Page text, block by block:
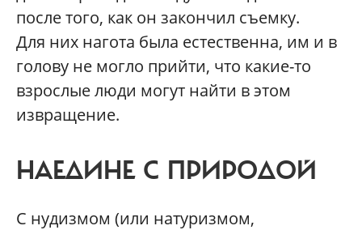
после того, как он закончил съемку.
Для них нагота была естественна, им и в
голову не могло прийти, что какие-то
взрослые люди могут найти в этом
извращение.
НАЕДИНЕ С ПРИРОДОЙ
С нудизмом (или натуризмом,